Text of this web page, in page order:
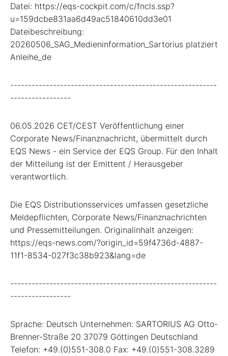
Datei: https://eqs-cockpit.com/c/fncls.ssp?
u=159dcbe831aa6d49ac51840610dd3e01
Dateibeschreibung:
20260506_SAG_Medieninformation_Sartorius platziert
Anleihe_de
----------------------------------------------------------
-----------------
06.05.2026 CET/CEST Veröffentlichung einer
Corporate News/Finanznachricht, übermittelt durch
EQS News - ein Service der EQS Group. Für den Inhalt
der Mitteilung ist der Emittent / Herausgeber
verantwortlich.
Die EQS Distributionsservices umfassen gesetzliche
Meldepflichten, Corporate News/Finanznachrichten
und Pressemitteilungen. Originalinhalt anzeigen:
https://eqs-news.com/?origin_id=59f4736d-4887-
11f1-8534-027f3c38b923&lang=de
----------------------------------------------------------
-----------------
Sprache: Deutsch Unternehmen: SARTORIUS AG Otto-
Brenner-Straße 20 37079 Göttingen Deutschland
Telefon: +49.(0)551-308.0 Fax: +49.(0)551-308.3289